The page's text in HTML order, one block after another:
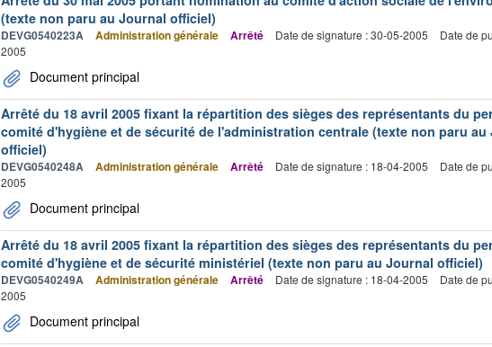
(texte non paru au Journal officiel)
DEVG0540223A Administration générale Arrêté Date de signature : 30-05-2005
Date de
2005
Document principal
Arrêté du 18 avril 2005 fixant la répartition des sièges des représentants du
comité d'hygiène et de sécurité de l'administration centrale (texte non paru au
officiel)
DEVG0540248A Administration générale Arrêté Date de signature : 18-04-2005
Date de
2005
Document principal
Arrêté du 18 avril 2005 fixant la répartition des sièges des représentants du
comité d'hygiène et de sécurité ministériel (texte non paru au Journal officiel)
DEVG0540249A Administration générale Arrêté Date de signature : 18-04-2005
Date de
2005
Document principal